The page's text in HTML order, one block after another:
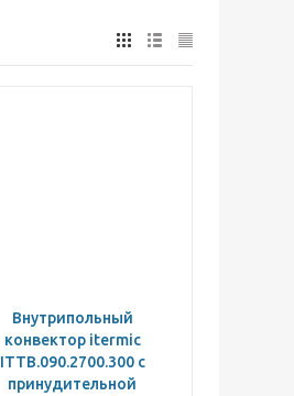
Внутрипольный
конвектор itermic
ITTB.090.2700.300 с
принудительной